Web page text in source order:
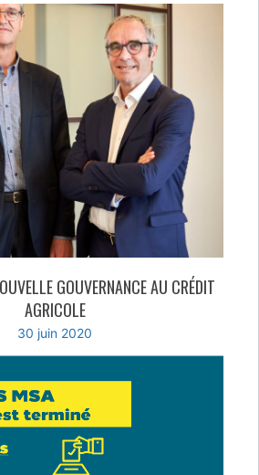
GOUVERNANCE AU CRÉDIT
AGRICOLE
30 juin 2020